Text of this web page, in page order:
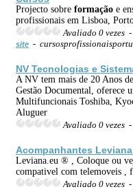
Projecto sobre formação e
profissionais em Lisboa,
Avaliado 0 vezes -
site -
NV Tecnologias e
A NV tem mais de 20 Anos
Gestão Documental, oferece
Multifuncionais Toshiba,
Aluguer
Avaliado 0 vezes -
Acompanhantes
Leviana.eu ® , Coloque ou
compativel com telemoveis ,
Avaliado 0 vezes -